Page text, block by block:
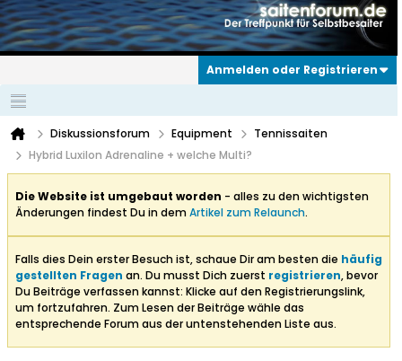
Anmelden oder Registrieren
Diskussionsforum Equipment
Tennissaiten
Hybrid Luxilon Adrenaline + welche Multi?
Die Website ist umgebaut worden - alles zu den wichtigsten
Änderungen findest Du in demArtikel zum Relaunch.
Falls dies Dein erster Besuch ist, schaue Dir am besten die häufig
gestellten Fragen an. Du musst Dich zuerst registrieren, bevor
Du Beiträge verfassen kannst: Klicke auf den Registrierungslink,
um fortzufahren. Zum Lesen der Beiträge wähle das
entsprechende Forum aus der untenstehenden Liste aus.